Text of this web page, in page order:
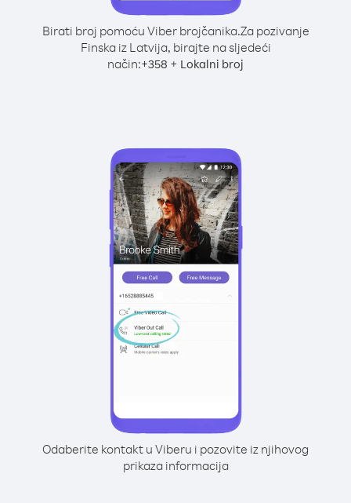
Birati broj pomoću Viber brojčanika.Za pozivanje
Finska iz Latvija, birajte na sljedeći
način:+358 + Lokalni broj
Odaberite kontakt u Viberu i pozovite iz njihovog
prikaza informacija